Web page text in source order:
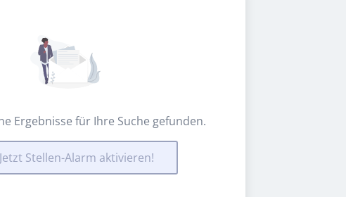
Ergebnisse für Ihre Suche gefunden.
Jetzt Stellen-Alarm aktivieren!